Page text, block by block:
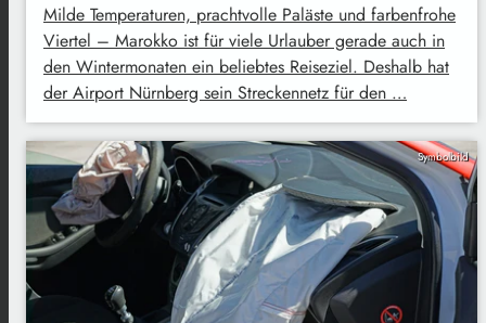
Milde Temperaturen, prachtvolle Paläste und farbenfrohe
Viertel – Marokko ist für viele Urlauber gerade auch in
den Wintermonaten ein beliebtes Reiseziel. Deshalb hat
der Airport Nürnberg sein Streckennetz für den …
Symbolbild